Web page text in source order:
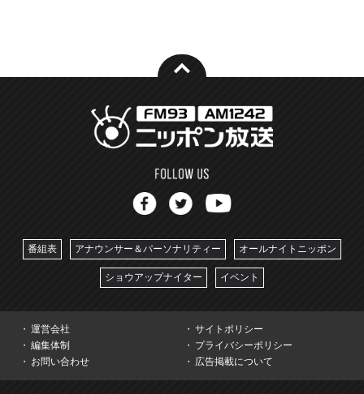
番組表 アナウンサー＆パーソナリティー オールナイトニッポン
ショウアップナイター イベント
運営会社
サイトポリシー
編集体制
プライバシーポリシー
お問い合わせ
広告掲載について